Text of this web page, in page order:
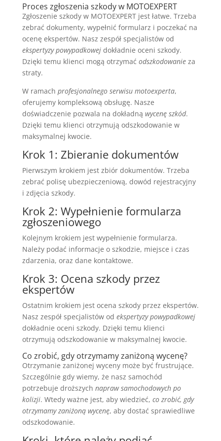
Proces zgłoszenia szkody w MOTOEXPERT
Zgłoszenie szkody w MOTOEXPERT jest łatwe. Trzeba
zebrać dokumenty, wypełnić formularz i poczekać na
ocenę ekspertów. Nasz zespół specjalistów od
ekspertyzy powypadkowejdokładnie oceni szkody.
Dzięki temu klienci mogą otrzymać odszkodowanieza
straty.
W ramach profesjonalnego serwisu motoexperta,
oferujemy kompleksową obsługę. Nasze
doświadczenie pozwala na dokładną wycenę szkód.
Dzięki temu klienci otrzymują odszkodowanie w
maksymalnej kwocie.
Krok 1: Zbieranie dokumentów
Pierwszym krokiem jest zbiór dokumentów. Trzeba
zebrać polisę ubezpieczeniową, dowód rejestracyjny
i zdjęcia szkody.
Krok 2: Wypełnienie formularza
zgłoszeniowego
Kolejnym krokiem jest wypełnienie formularza.
Należy podać informacje o szkodzie, miejsce i czas
zdarzenia, oraz dane kontaktowe.
Krok 3: Ocena szkody przez
ekspertów
Ostatnim krokiem jest ocena szkody przez ekspertów.
Nasz zespół specjalistów od ekspertyzy powypadkowej
dokładnie oceni szkody. Dzięki temu klienci
otrzymują odszkodowanie w maksymalnej kwocie.
Co zrobić, gdy otrzymamy zaniżoną wycenę?
Otrzymanie zaniżonej wyceny może być frustrujące.
Szczególnie gdy wiemy, że nasz samochód
potrzebuje droższych napraw samochodowych po
kolizji. Wtedy ważne jest, aby wiedzieć, co zrobić, gdy
otrzymamy zaniżoną wycenę, aby dostać sprawiedliwe
odszkodowanie.